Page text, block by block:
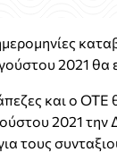
2021 θα
και ο ΟΤΕ
2021 την
τους